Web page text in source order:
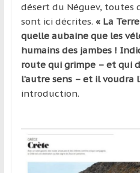
désert du Néguev, toutes
sont ici décrites. « La
quelle aubaine que les
humains des jambes !
route qui grimpe – et qui
l’autre sens – et il voudra
introduction.